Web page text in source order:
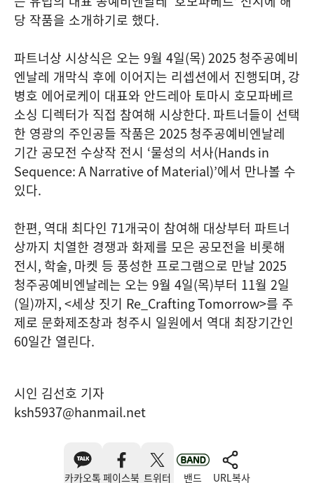
당 작품을 소개하기로 했다.
파트너상 시상식은 오는 9월 4일(목) 2025 청주공예비
엔날레 개막식 후에 이어지는 리셉션에서 진행되며, 강
병호 에어로케이 대표와 안드레아 토마시 호모파베르
소싱 디렉터가 직접 참여해 시상한다.파트너들이 선택
한 영광의 주인공들 작품은 2025 청주공예비엔날레
기간 공모전 수상작 전시 ‘물성의 서사(Hands in
Sequence: A Narrative of Material)’에서 만나볼 수
있다.
한편, 역대 최다인 71개국이 참여해 대상부터 파트너
상까지 치열한 경쟁과 화제를 모은 공모전을 비롯해
전시, 학술, 마켓 등 풍성한 프로그램으로 만날 2025
청주공예비엔날레는 오는 9월 4일(목)부터 11월 2일
(일)까지, <세상 짓기 Re_Crafting Tomorrow>를 주
제로 문화제조창과 청주시 일원에서 역대 최장기간인
60일간 열린다.
시인 김선호 기자
ksh5937@hanmail.net
카카오톡 페이스북 트위터 밴드 URL복사